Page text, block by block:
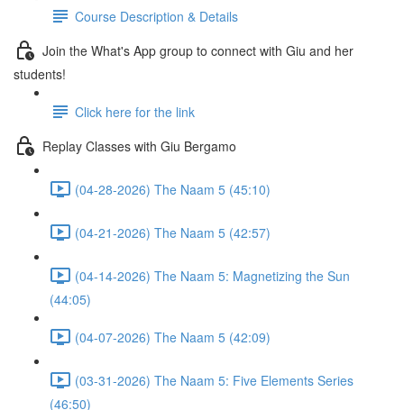
Course Description & Details
Join the What's App group to connect with Giu and her
students!
Click here for the link
Replay Classes with Giu Bergamo
(04-28-2026) The Naam 5 (45:10)
(04-21-2026) The Naam 5 (42:57)
(04-14-2026) The Naam 5: Magnetizing the Sun
(44:05)
(04-07-2026) The Naam 5 (42:09)
(03-31-2026) The Naam 5: Five Elements Series
(46:50)